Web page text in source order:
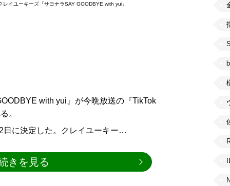
レイユーキーズ『サヨナラSAY GOODBYE with yui』
with yui』が今晩放送の『TikTok
。
日に決定した。クレイユーキー…
きを見る